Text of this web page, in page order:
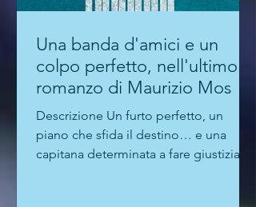
Una banda d'amici e un
colpo perfetto, nell'ultimo
romanzo di Maurizio Mos
Descrizione Un furto perfetto, un
piano che sfida il destino… e una